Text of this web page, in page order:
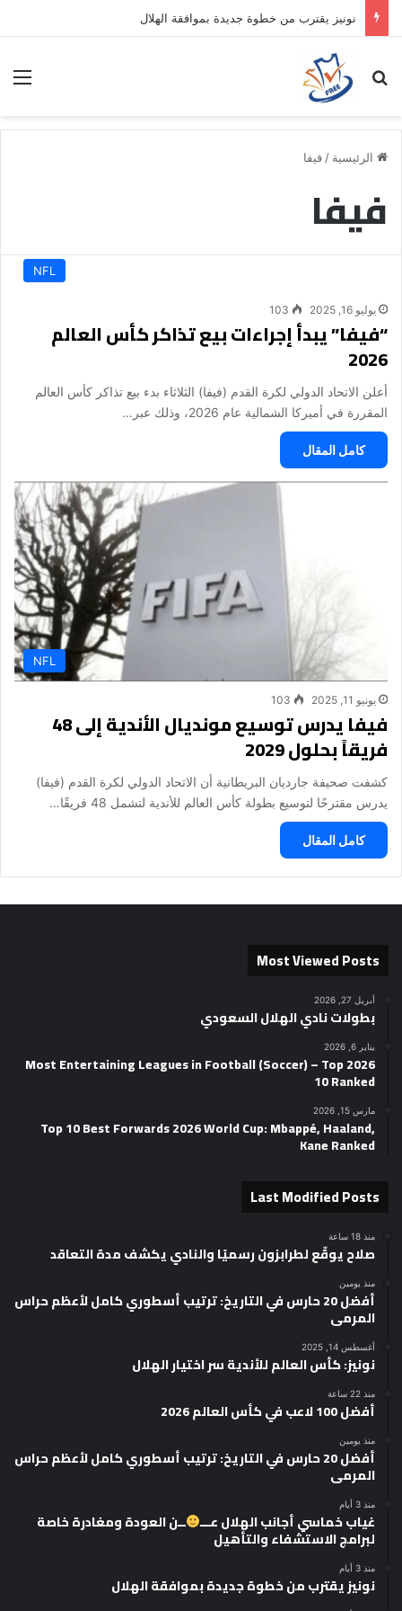
نونيز يقترب من خطوة جديدة بموافقة الهلال
بحث عن
الرئيسية / فيفا
فيفا
NFL
يوليو 16, 2025 103
“فيفا” يبدأ إجراءات بيع تذاكر كأس العالم
2026
‎أعلن الاتحاد الدولي لكرة القدم (فيفا) الثلاثاء بدء بيع تذاكر كأس العالم
المقررة في أميركا الشمالية عام 2026، وذلك عبر…
كامل المقال
NFL
يونيو 11, 2025 103
فيفا يدرس توسيع مونديال الأندية إلى 48
فريقاً بحلول 2029
كشفت صحيفة جارديان البريطانية أن الاتحاد الدولي لكرة القدم (فيفا)
يدرس مقترحًا لتوسيع بطولة كأس العالم للأندية لتشمل 48 فريقًا…
كامل المقال
Most Viewed Posts
أبريل 27, 2026
بطولات نادي الهلال السعودي
يناير 6, 2026
2026 Most Entertaining Leagues in Football (Soccer) – Top
10 Ranked
مارس 15, 2026
Top 10 Best Forwards 2026 World Cup: Mbappé, Haaland,
Kane Ranked
Last Modified Posts
منذ 18 ساعة
صلاح يوقّع لطرابزون رسميًا والنادي يكشف مدة التعاقد
منذ يومين
أفضل 20 حارس في التاريخ: ترتيب أسطوري كامل لأعظم حراس
المرمى
أغسطس 14, 2025
نونيز: كأس العالم للأندية سر اختيار الهلال
منذ 22 ساعة
أفضل 100 لاعب في كأس العالم 2026
منذ يومين
أفضل 20 حارس في التاريخ: ترتيب أسطوري كامل لأعظم حراس
المرمى
منذ 3 أيام
غياب خماسي أجانب الهلال عـــ ــن العودة ومغادرة خاصة
لبرامج الاستشفاء والتأهيل
منذ 3 أيام
نونيز يقترب من خطوة جديدة بموافقة الهلال